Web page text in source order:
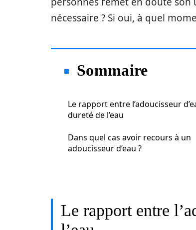
nécessaire ? Si oui, à quel
Sommaire
Le rapport entre l’adoucisseur
dureté de l’eau
Dans quel cas avoir recours à un
adoucisseur d’eau ?
Le rapport entre